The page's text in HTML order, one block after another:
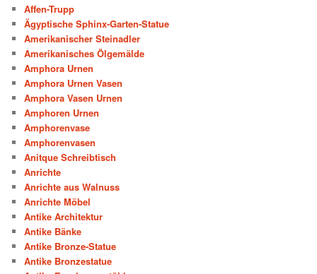
Affen-Trupp
Ägyptische Sphinx-Garten-Statue
Amerikanischer Steinadler
Amerikanisches Ölgemälde
Amphora Urnen
Amphora Urnen Vasen
Amphora Vasen Urnen
Amphoren Urnen
Amphorenvase
Amphorenvasen
Anitque Schreibtisch
Anrichte
Anrichte aus Walnuss
Anrichte Möbel
Antike Architektur
Antike Bänke
Antike Bronze-Statue
Antike Bronzestatue